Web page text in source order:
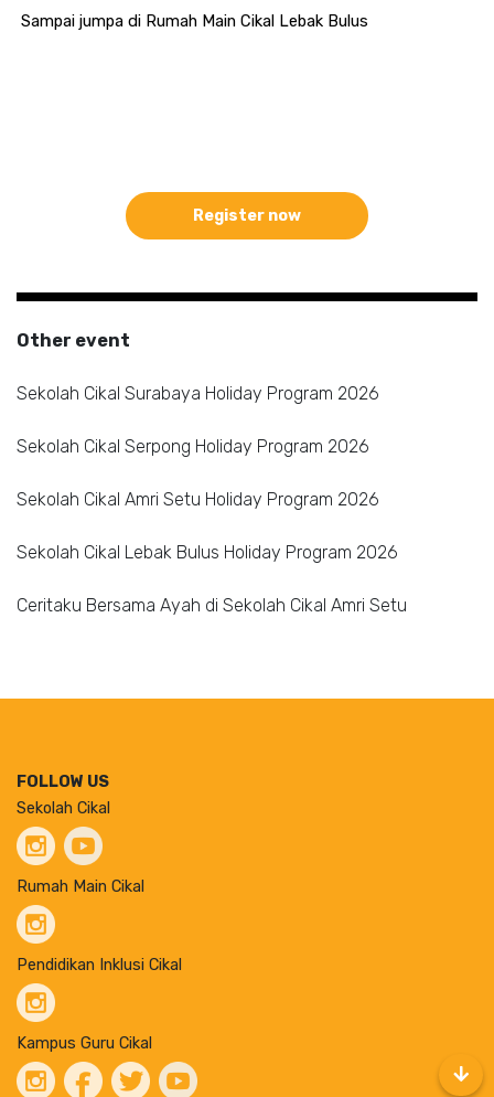
Sampai jumpa di Rumah Main Cikal Lebak Bulus
Register now
Other event
Sekolah Cikal Surabaya Holiday Program 2026
Sekolah Cikal Serpong Holiday Program 2026
Sekolah Cikal Amri Setu Holiday Program 2026
Sekolah Cikal Lebak Bulus Holiday Program 2026
Ceritaku Bersama Ayah di Sekolah Cikal Amri Setu
FOLLOW US
Sekolah Cikal
Rumah Main Cikal
Pendidikan Inklusi Cikal
Kampus Guru Cikal